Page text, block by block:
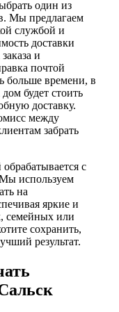
один из
Мы предлагаем
службой и
доставки
и
почтой
больше времени, в
будет стоить
доставку.
между
забрать
с
используем
на
яркие и
семейных или
сохранить,
результат.